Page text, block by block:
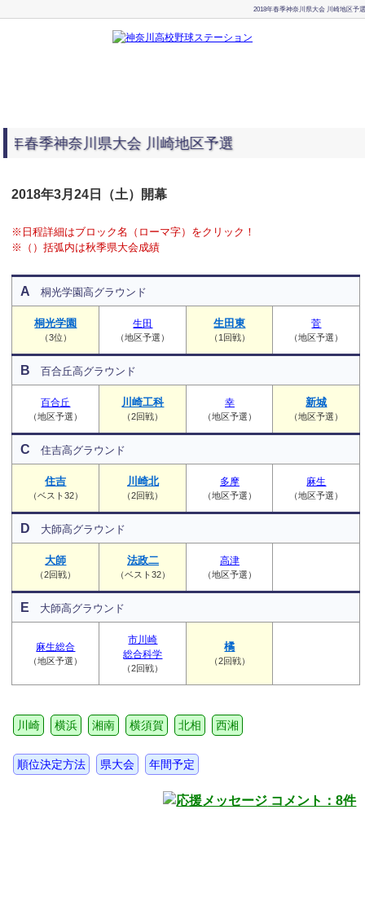
2018年春季神奈川県大会 川崎地区予
季神奈川県大会 川崎地区予選
2018年3月24日（土）開幕
※日程詳細はブロック名（ローマ字）をクリック！
※（）括弧内は秋季県大会成績
A 桐光学園高グラウンド
桐光学園
（3位）
生田
（地区予選）
生田東
（1回戦）
菅
（地区予選）
B 百合丘高グラウンド
百合丘
（地区予選）
川崎工科
（2回戦）
幸
（地区予選）
新城
（地区予選）
C 住吉高グラウンド
住吉
（ベスト32）
川崎北
（2回戦）
多摩
（地区予選）
麻生
（地区予選）
D 大師高グラウンド
大師
（2回戦）
法政二
（ベスト32）
高津
（地区予選）
E 大師高グラウンド
麻生総合
（地区予選）
市川崎
総合科学
（2回戦）
橘
（2回戦）
川崎 横浜 湘南 横須賀 北相 西湘
順位決定方法 県大会 年間予定
コメント：8件